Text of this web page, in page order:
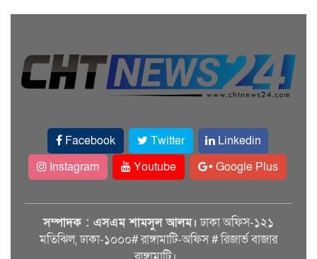
Facebook Twitter
Linkedin
Instagram
Youtube Google Plus
সম্পাদক : এসএম শামসুল আলম। ঢাকা অফিস-১২১
মতিঝিল, ঢাকা-১০০০# রাঙ্গামাটি-অফিস # রিজার্ভ বাজার